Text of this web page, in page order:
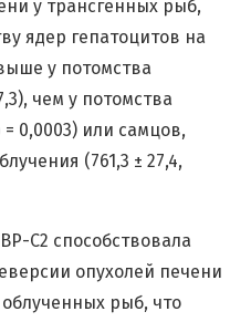
у трансгенных рыб,
ядер гепатоцитов на
у потомства
чем у потомства
= 0,0003) или самцов,
(761,3 ± 27,4,
C2 способствовала
опухолей печени
рыб, что